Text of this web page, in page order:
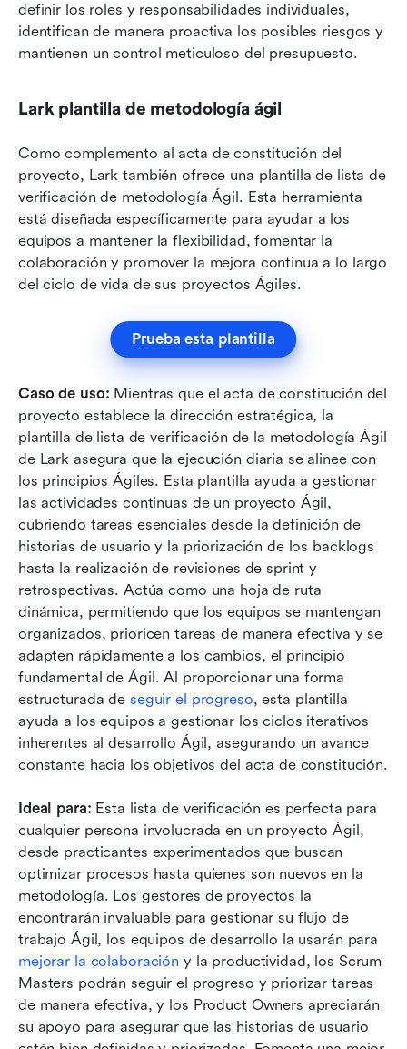
definir los roles y responsabilidades individuales,
identifican de manera proactiva los posibles riesgos y
mantienen un control meticuloso del presupuesto.
Lark plantilla de metodología ágil
Como complemento al acta de constitución del
proyecto, Lark también ofrece una plantilla de lista de
verificación de metodología Ágil. Esta herramienta
está diseñada específicamente para ayudar a los
equipos a mantener la flexibilidad, fomentar la
colaboración y promover la mejora continua a lo largo
del ciclo de vida de sus proyectos Ágiles.
Prueba esta plantilla
Caso de uso: Mientras que el acta de constitución del
proyecto establece la dirección estratégica, la
plantilla de lista de verificación de la metodología Ágil
de Lark asegura que la ejecución diaria se alinee con
los principios Ágiles. Esta plantilla ayuda a gestionar
las actividades continuas de un proyecto Ágil,
cubriendo tareas esenciales desde la definición de
historias de usuario y la priorización de los backlogs
hasta la realización de revisiones de sprint y
retrospectivas. Actúa como una hoja de ruta
dinámica, permitiendo que los equipos se mantengan
organizados, prioricen tareas de manera efectiva y se
adapten rápidamente a los cambios, el principio
fundamental de Ágil. Al proporcionar una forma
estructurada de seguir el progreso, esta plantilla
ayuda a los equipos a gestionar los ciclos iterativos
inherentes al desarrollo Ágil, asegurando un avance
constante hacia los objetivos del acta de constitución.
Ideal para: Esta lista de verificación es perfecta para
cualquier persona involucrada en un proyecto Ágil,
desde practicantes experimentados que buscan
optimizar procesos hasta quienes son nuevos en la
metodología. Los gestores de proyectos la
encontrarán invaluable para gestionar su flujo de
mejorar la colaboración y la productividad, los Scrum
Masters podrán seguir el progreso y priorizar tareas
de manera efectiva, y los Product Owners apreciarán
su apoyo para asegurar que las historias de usuario